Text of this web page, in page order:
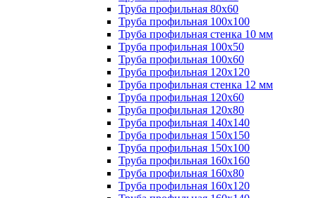
Труба профильная 80х60
Труба профильная 100х100
Труба профильная стенка 10 мм
Труба профильная 100х50
Труба профильная 100х60
Труба профильная 120х120
Труба профильная стенка 12 мм
Труба профильная 120х60
Труба профильная 120х80
Труба профильная 140х140
Труба профильная 150х150
Труба профильная 150х100
Труба профильная 160х160
Труба профильная 160х80
Труба профильная 160х120